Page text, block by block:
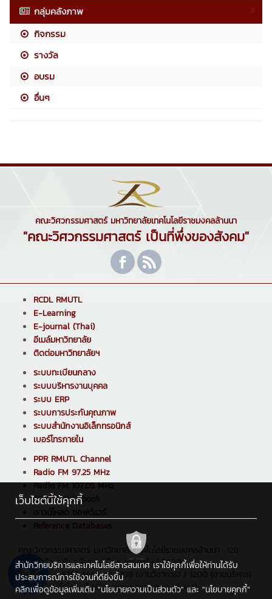
กลุ่มคลังภาพ
กิจกรรม
รางวัล
อบรม
อื่นๆ
คณะวิศวกรรมศาสตร์ มหาวิทยาลัยเทคโนโลยีราชมงคลล้านนา
"คณะวิศวกรรมศาสตร์ เป็นที่พึ่งของสังคม"
RCDL RMUTL
E-Learning
E-journal (Thai)
อีเมล์มหาวิทยาลัย
ติดต่อมหาวิทยาลัยฯ
ระบบทะเบียนกลาง
ระบบบริหารงานบุคคล
ระบบ ERP
ระบบการประกันคุณภาพ
ระบบสำนักงานอิเล็กทรอนิกส์
เบอร์โทรภายใน
PPR RMUTL Channel
Radio FM 97.25 MHz
Radio FM 107.05 MHz
ดาวน์โหลด E-book
ดาวน์โหลด ซอฟต์แวร์
Reference Databases
คณะวิศวกรรมศาสตร์ มหาวิทยาลัยเทคโนโลยีราชมงคลล้านนา : 128
ถ.ห้วยแก้ว ต.ช้างเผือก อ.เมือง จ.เชียงใหม่ 50300
โทรศัพท์ : 0 5392 1444 ต่อ 1208 (งานวิชาการ) / 1200 (งานบริหาร)
/ 1205 (งานวิจัย) , อีเมล : engineering@rmutl.ac.th
เว็บไซต์นี้ใช้คุกกี้
สำนักวิทยบริการและเทคโนโลยีสารสนเทศ เราใช้คุกกี้เพื่อให้ท่านได้รับ
ประสบการณ์การใช้งานที่ดียิ่งขึ้น
คลิกเพื่อดูข้อมูลเพิ่มเติม "นโยบายความเป็นส่วนตัว" และ "นโยบายคุกกี้"